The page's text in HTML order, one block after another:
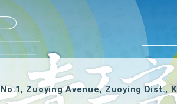
No.1, Zuoying Avenue, Zuoying Dist.,